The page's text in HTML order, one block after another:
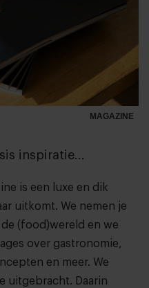
MAGAZINE
inspiratie...
is een luxe en dik
uitkomt. We nemen je
(food)wereld en we
over gastronomie,
en meer. We
uitgebracht. Daarin